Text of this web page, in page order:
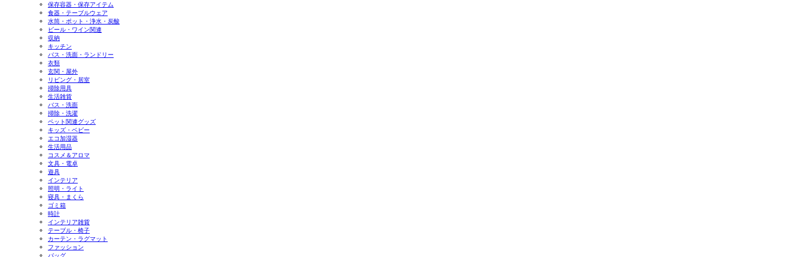
保存容器・保存アイテム
食器・テーブルウェア
水筒・ポット・浄水・炭酸
ビール・ワイン関連
収納
キッチン
バス・洗面・ランドリー
衣類
玄関・屋外
リビング・居室
掃除用具
生活雑貨
バス・洗面
掃除・洗濯
ペット関連グッズ
キッズ・ベビー
エコ加湿器
生活用品
コスメ＆アロマ
文具・電卓
遊具
インテリア
照明・ライト
寝具・まくら
ゴミ箱
時計
インテリア雑貨
テーブル・椅子
カーテン・ラグマット
ファッション
バッグ